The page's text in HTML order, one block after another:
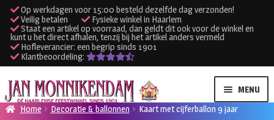
Op werkdagen voor 15:00 besteld dezelfde dag verzonden!
Veilig betalen
Fysieke winkel in Haarlem
Staat een artikel op voorraad, dan geldt dit ook voor de winkel en
kunt u het direct afhalen, tenzij bij het artikel anders vermeld
Hofleverancier: een begrip sinds 1901
Klantbeoordeling:
Ga
door
naar
Ga
naar
de
MENU
Home Decoratie & ballonnen Kaart met cijferballon 9 jaar